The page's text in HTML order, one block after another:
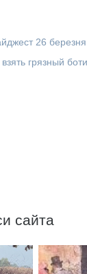
26
грязный
сайта